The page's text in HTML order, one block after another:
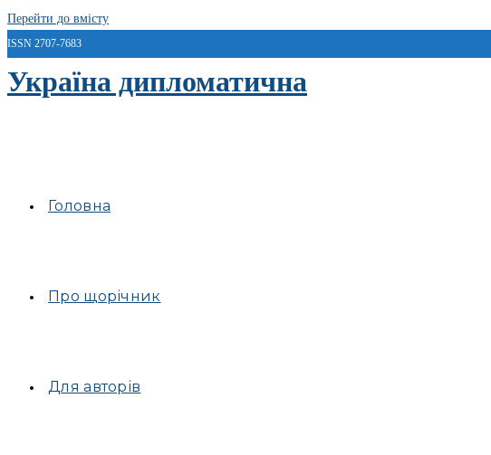
Перейти до вмісту
ISSN 2707-7683
Україна дипломатична
Головна
Про щорічник
Для авторів